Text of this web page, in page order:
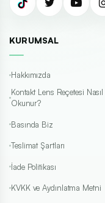
KURUMSAL
Hakkımızda
Kontakt Lens Reçetesi Nasıl
Okunur?
Basında Biz
Teslimat Şartları
İade Politikası
KVKK ve Aydınlatma Metni